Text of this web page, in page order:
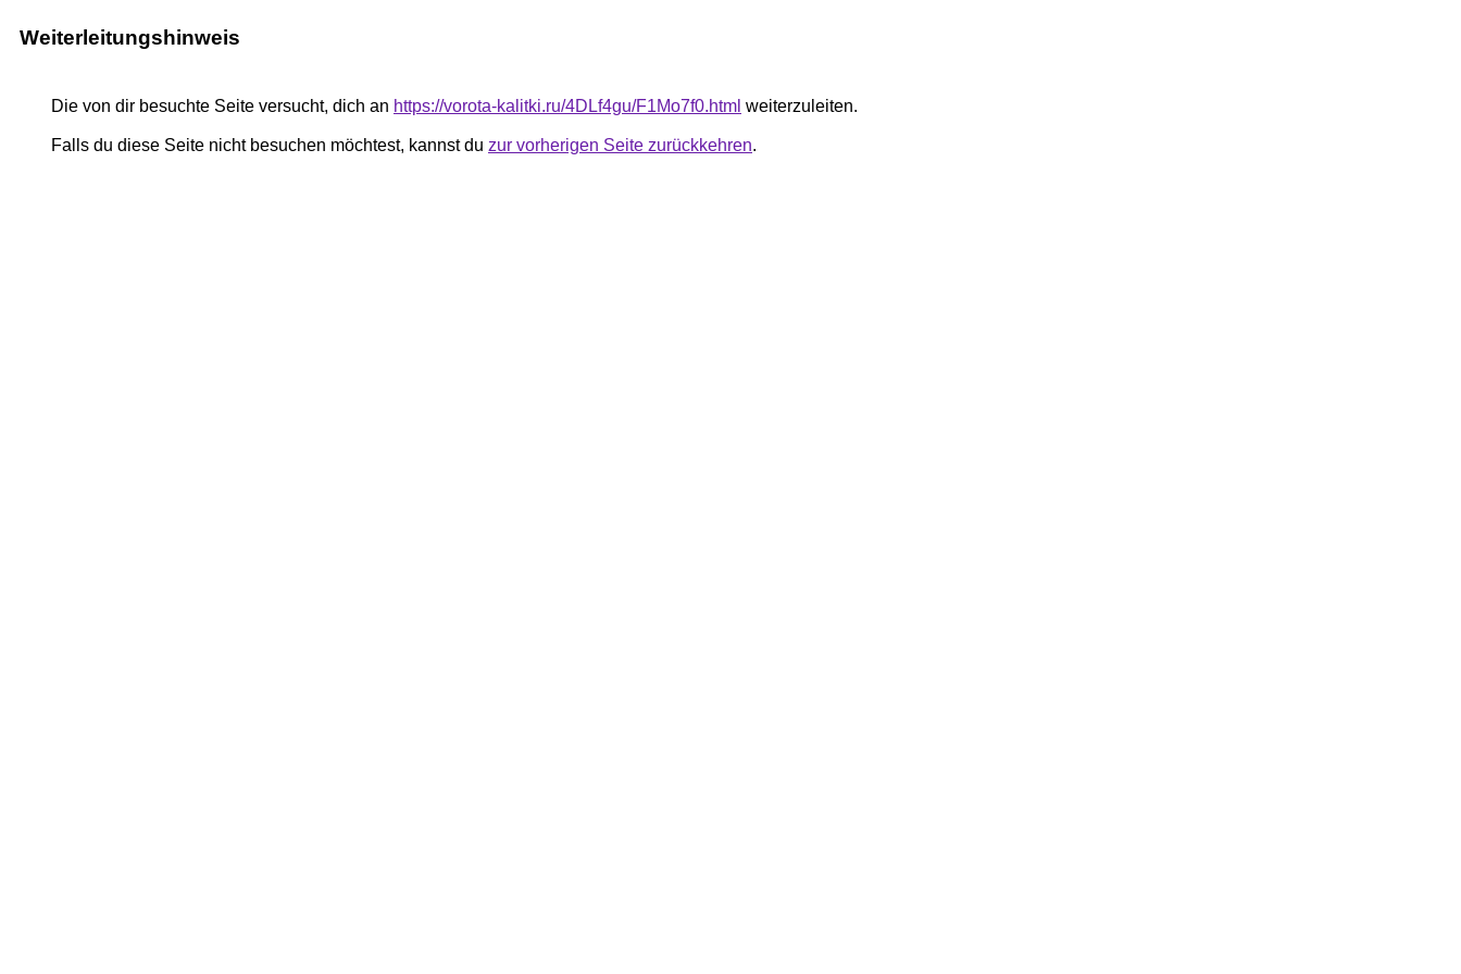
Weiterleitungshinweis
Die von dir besuchte Seite versucht, dich an https://vorota-kalitki.ru/4DLf4gu/F1Mo7f0.html weiterzuleiten.
Falls du diese Seite nicht besuchen möchtest, kannst du zur vorherigen Seite zurückkehren.